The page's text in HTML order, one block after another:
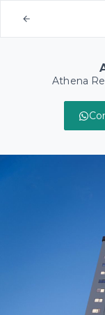
Athena